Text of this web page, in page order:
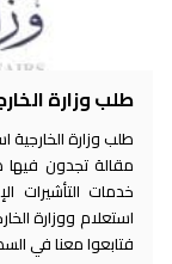
طلب وزارة
طلب وزارة
مقالة تجدون فيها
خدمات التأشيرات
استعلام ووزارة
فتابعوا معنا في